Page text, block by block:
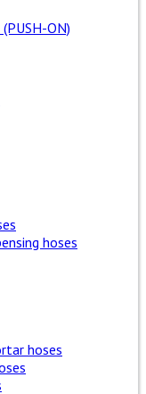
ON)
hoses
hoses